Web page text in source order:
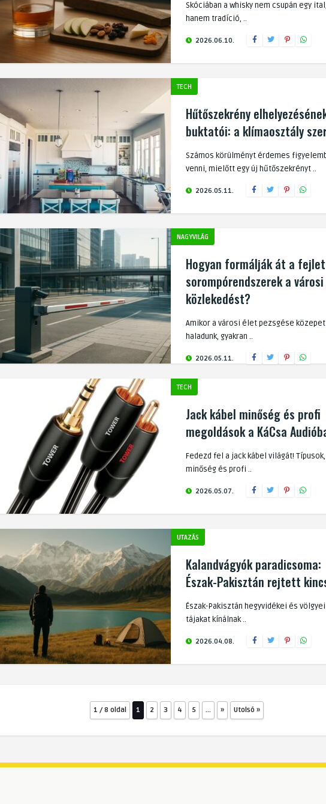
Skóciában a whisky nem csupán egy ital,
hanem tradíció, ..
2026.06.10.
TECH
Hűtőszekrény
buktatói: a klímaosztály
Számos körülményt érdemes
venni, mielőtt egy új hűtőszekrényt ..
2026.05.11.
NAGYVILÁG
Hogyan formálják át a
sorompórendszerek a városi
közlekedést?
Amikor a városi élet pezsgése
haladunk, gyakran ..
2026.05.11.
TECH
Jack kábel minőség és profi
megoldások a KáCsa
Fedezd fel a jack kábel világát! Típusok,
minőség és profi ..
2026.05.07.
UTAZÁS
Kalandvágyók paradicsoma:
Észak-Pakisztán rejtett
Észak-Pakisztán hegyvidékei és
tájakat kínálnak ..
2026.04.08.
1 / 8 oldal 1 2 3 4 5 ... » Utolsó »